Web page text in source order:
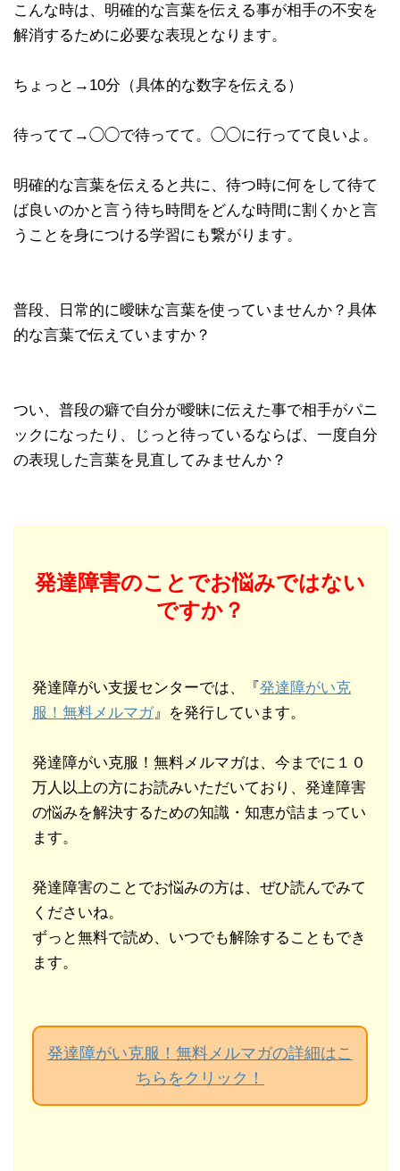
こんな時は、明確的な言葉を伝える事が相手の不安を
解消するために必要な表現となります。
ちょっと→10分（具体的な数字を伝える）
待ってて→◯◯で待ってて。◯◯に行ってて良いよ。
明確的な言葉を伝えると共に、待つ時に何をして待て
ば良いのかと言う待ち時間をどんな時間に割くかと言
うことを身につける学習にも繋がります。
普段、日常的に曖昧な言葉を使っていませんか？具体
的な言葉で伝えていますか？
つい、普段の癖で自分が曖昧に伝えた事で相手がパニ
ックになったり、じっと待っているならば、一度自分
の表現した言葉を見直してみませんか？
発達障害のことでお悩みではない
ですか？
発達障がい支援センターでは、『発達障がい克
服！無料メルマガ』を発行しています。
発達障がい克服！無料メルマガは、今までに１０
万人以上の方にお読みいただいており、発達障害
の悩みを解決するための知識・知恵が詰まってい
ます。
発達障害のことでお悩みの方は、ぜひ読んでみて
くださいね。
ずっと無料で読め、いつでも解除することもでき
ます。
発達障がい克服！無料メルマガの詳細はこ
ちらをクリック！